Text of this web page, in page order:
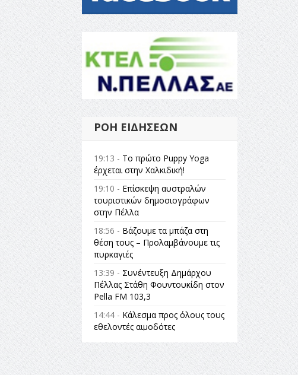
ΡΟΉ ΕΙΔΉΣΕΩΝ
19:13 - Το πρώτο Puppy Yoga
έρχεται στην Χαλκιδική!
19:10 - Επίσκεψη αυστραλών
τουριστικών δημοσιογράφων
στην Πέλλα
18:56 - Βάζουμε τα μπάζα στη
θέση τους – Προλαμβάνουμε τις
πυρκαγιές
13:39 - Συνέντευξη Δημάρχου
Πέλλας Στάθη Φουντουκίδη στον
Pella FM 103,3
14:44 - Κάλεσμα προς όλους τους
εθελοντές αιμοδότες
14:23 -Όλη η Ελλάδα ένας
πολιτισμός Μουσική
εγκατάσταση Πόλεμος και